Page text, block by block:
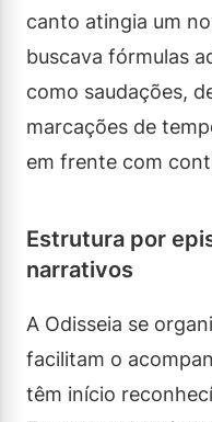
canto atingia um
buscava fórmulas
como saudações,
marcações de
em frente com
Estrutura por
narrativos
A Odisseia se
facilitam o
têm início